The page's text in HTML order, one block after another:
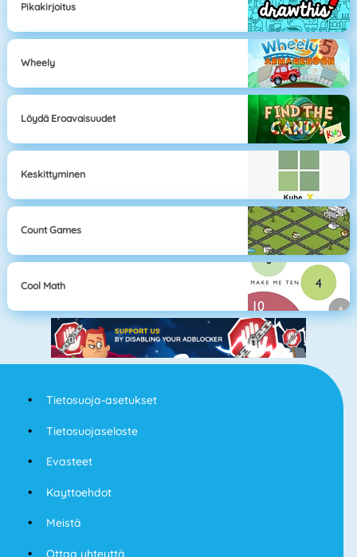
Pikakirjoitus
Wheely
Löydä Eroavaisuudet
Keskittyminen
Count Games
Cool Math
Tietosuoja-asetukset
Tietosuojaseloste
Evasteet
Kayttoehdot
Meistä
Ottaa yhteyttä